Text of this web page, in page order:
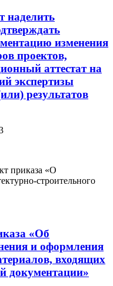
наделить
изменения
проектов,
аттестат на
экспертизы
результатов
приказа «О
строительного
«Об
и оформления
входящих
документации»